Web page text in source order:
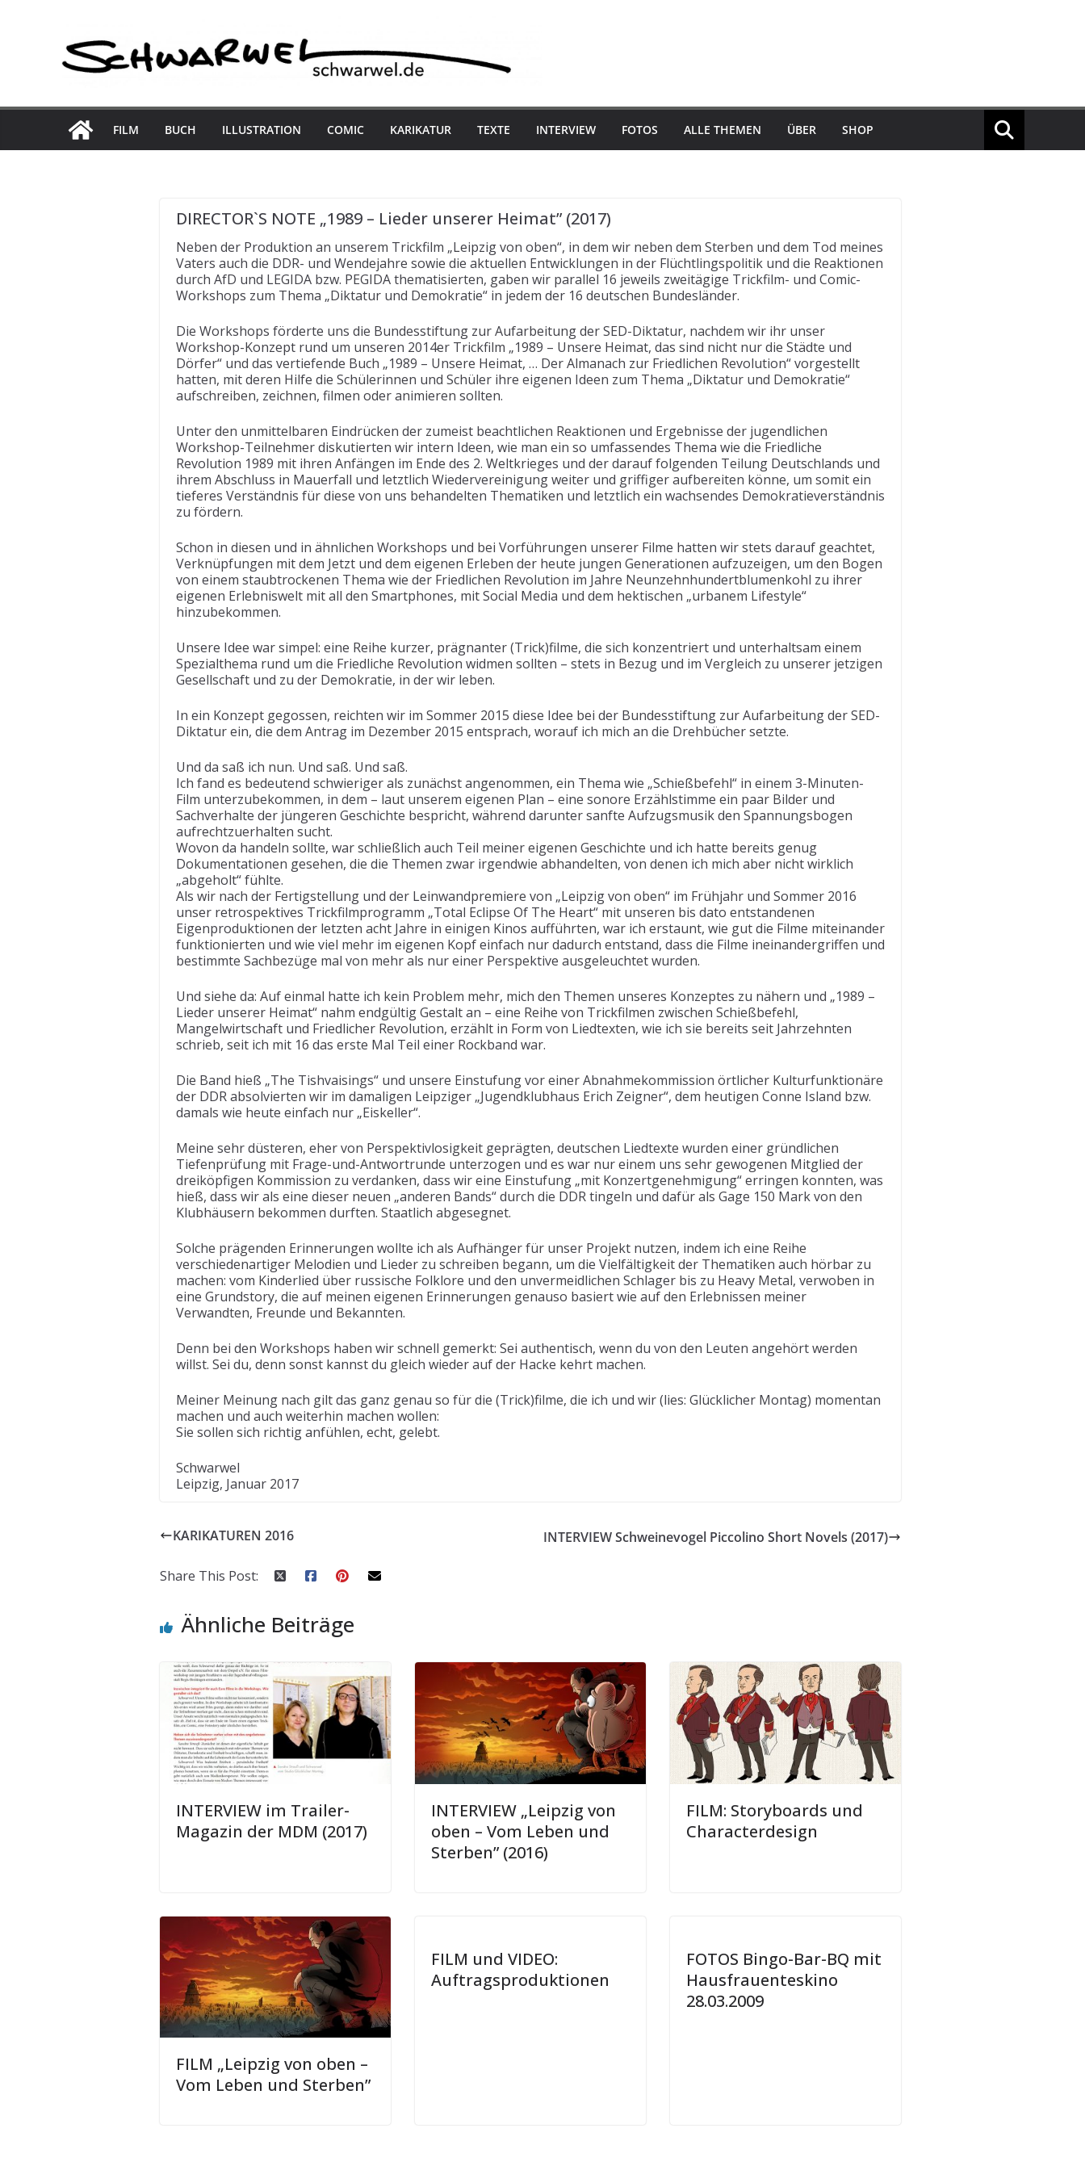
FILM BUCH ILLUSTRATION COMIC KARIKATUR TEXTE INTERVIEW FOTOS ALLE THEMEN ÜBER SHOP
DIRECTOR`S NOTE „1989 – Lieder unserer Heimat” (2017)
Neben der Produktion an unserem Trickfilm „Leipzig von oben“, in dem wir neben dem Sterben und dem Tod meines
Vaters auch die DDR- und Wendejahre sowie die aktuellen Entwicklungen in der Flüchtlingspolitik und die Reaktionen
durch AfD und LEGIDA bzw. PEGIDA thematisierten, gaben wir parallel 16 jeweils zweitägige Trickfilm- und Comic-
Workshops zum Thema „Diktatur und Demokratie“ in jedem der 16 deutschen Bundesländer.
Die Workshops förderte uns die Bundesstiftung zur Aufarbeitung der SED-Diktatur, nachdem wir ihr unser
Workshop-Konzept rund um unseren 2014er Trickfilm „1989 – Unsere Heimat, das sind nicht nur die Städte und
Dörfer“ und das vertiefende Buch „1989 – Unsere Heimat, … Der Almanach zur Friedlichen Revolution“ vorgestellt
hatten, mit deren Hilfe die Schülerinnen und Schüler ihre eigenen Ideen zum Thema „Diktatur und Demokratie“
aufschreiben, zeichnen, filmen oder animieren sollten.
Unter den unmittelbaren Eindrücken der zumeist beachtlichen Reaktionen und Ergebnisse der jugendlichen
Workshop-Teilnehmer diskutierten wir intern Ideen, wie man ein so umfassendes Thema wie die Friedliche
Revolution 1989 mit ihren Anfängen im Ende des 2. Weltkrieges und der darauf folgenden Teilung Deutschlands und
ihrem Abschluss in Mauerfall und letztlich Wiedervereinigung weiter und griffiger aufbereiten könne, um somit ein
tieferes Verständnis für diese von uns behandelten Thematiken und letztlich ein wachsendes Demokratieverständnis
zu fördern.
Schon in diesen und in ähnlichen Workshops und bei Vorführungen unserer Filme hatten wir stets darauf geachtet,
Verknüpfungen mit dem Jetzt und dem eigenen Erleben der heute jungen Generationen aufzuzeigen, um den Bogen
von einem staubtrockenen Thema wie der Friedlichen Revolution im Jahre Neunzehnhundertblumenkohl zu ihrer
eigenen Erlebniswelt mit all den Smartphones, mit Social Media und dem hektischen „urbanem Lifestyle“
hinzubekommen.
Unsere Idee war simpel: eine Reihe kurzer, prägnanter (Trick)filme, die sich konzentriert und unterhaltsam einem
Spezialthema rund um die Friedliche Revolution widmen sollten – stets in Bezug und im Vergleich zu unserer jetzigen
Gesellschaft und zu der Demokratie, in der wir leben.
In ein Konzept gegossen, reichten wir im Sommer 2015 diese Idee bei der Bundesstiftung zur Aufarbeitung der SED-
Diktatur ein, die dem Antrag im Dezember 2015 entsprach, worauf ich mich an die Drehbücher setzte.
Und da saß ich nun. Und saß. Und saß.
Ich fand es bedeutend schwieriger als zunächst angenommen, ein Thema wie „Schießbefehl“ in einem 3-Minuten-
Film unterzubekommen, in dem – laut unserem eigenen Plan – eine sonore Erzählstimme ein paar Bilder und
Sachverhalte der jüngeren Geschichte bespricht, während darunter sanfte Aufzugsmusik den Spannungsbogen
aufrechtzuerhalten sucht.
Wovon da handeln sollte, war schließlich auch Teil meiner eigenen Geschichte und ich hatte bereits genug
Dokumentationen gesehen, die die Themen zwar irgendwie abhandelten, von denen ich mich aber nicht wirklich
„abgeholt“ fühlte.
Als wir nach der Fertigstellung und der Leinwandpremiere von „Leipzig von oben“ im Frühjahr und Sommer 2016
unser retrospektives Trickfilmprogramm „Total Eclipse Of The Heart“ mit unseren bis dato entstandenen
Eigenproduktionen der letzten acht Jahre in einigen Kinos aufführten, war ich erstaunt, wie gut die Filme miteinander
funktionierten und wie viel mehr im eigenen Kopf einfach nur dadurch entstand, dass die Filme ineinandergriffen und
bestimmte Sachbezüge mal von mehr als nur einer Perspektive ausgeleuchtet wurden.
Und siehe da: Auf einmal hatte ich kein Problem mehr, mich den Themen unseres Konzeptes zu nähern und „1989 –
Lieder unserer Heimat“ nahm endgültig Gestalt an – eine Reihe von Trickfilmen zwischen Schießbefehl,
Mangelwirtschaft und Friedlicher Revolution, erzählt in Form von Liedtexten, wie ich sie bereits seit Jahrzehnten
schrieb, seit ich mit 16 das erste Mal Teil einer Rockband war.
Die Band hieß „The Tishvaisings“ und unsere Einstufung vor einer Abnahmekommission örtlicher Kulturfunktionäre
der DDR absolvierten wir im damaligen Leipziger „Jugendklubhaus Erich Zeigner“, dem heutigen Conne Island bzw.
damals wie heute einfach nur „Eiskeller“.
Meine sehr düsteren, eher von Perspektivlosigkeit geprägten, deutschen Liedtexte wurden einer gründlichen
Tiefenprüfung mit Frage-und-Antwortrunde unterzogen und es war nur einem uns sehr gewogenen Mitglied der
dreiköpfigen Kommission zu verdanken, dass wir eine Einstufung „mit Konzertgenehmigung“ erringen konnten, was
hieß, dass wir als eine dieser neuen „anderen Bands“ durch die DDR tingeln und dafür als Gage 150 Mark von den
Klubhäusern bekommen durften. Staatlich abgesegnet.
Solche prägenden Erinnerungen wollte ich als Aufhänger für unser Projekt nutzen, indem ich eine Reihe
verschiedenartiger Melodien und Lieder zu schreiben begann, um die Vielfältigkeit der Thematiken auch hörbar zu
machen: vom Kinderlied über russische Folklore und den unvermeidlichen Schlager bis zu Heavy Metal, verwoben in
eine Grundstory, die auf meinen eigenen Erinnerungen genauso basiert wie auf den Erlebnissen meiner
Verwandten, Freunde und Bekannten.
Denn bei den Workshops haben wir schnell gemerkt: Sei authentisch, wenn du von den Leuten angehört werden
willst. Sei du, denn sonst kannst du gleich wieder auf der Hacke kehrt machen.
Meiner Meinung nach gilt das ganz genau so für die (Trick)filme, die ich und wir (lies: Glücklicher Montag) momentan
machen und auch weiterhin machen wollen:
Sie sollen sich richtig anfühlen, echt, gelebt.
Schwarwel
Leipzig, Januar 2017
KARIKATUREN 2016 INTERVIEW Schweinevogel Piccolino Short Novels (2017)
Share This Post:
Ähnliche Beiträge
INTERVIEW im Trailer-
Magazin der MDM (2017)
INTERVIEW „Leipzig von
oben – Vom Leben und
Sterben” (2016)
FILM: Storyboards und
Characterdesign
FILM „Leipzig von oben –
Vom Leben und Sterben”
FILM und VIDEO:
Auftragsproduktionen
FOTOS Bingo-Bar-BQ mit
Hausfrauenteskino
28.03.2009